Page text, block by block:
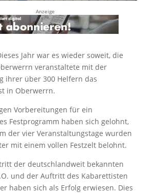
Anzeige
Jahr war es wieder soweit, die
veranstaltete mit der
ihrer über 300 Helfern das
in Oberwerrn.
Vorbereitungen für ein
Festprogramm haben sich gelohnt,
der vier Veranstaltungstage wurden
mit einem vollen Festzelt belohnt.
der deutschlandweit bekannten
und der Auftritt des Kabarettisten
haben sich als Erfolg erwiesen. Dies